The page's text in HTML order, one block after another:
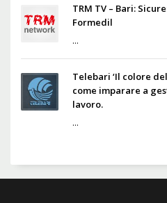
TRM TV – Bari:
Formedil
...
Telebari ‘Il colore
come imparare a
lavoro.
...